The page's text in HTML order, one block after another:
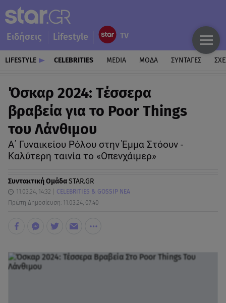
Ειδήσεις Lifestyle
LIFESTYLE CELEBRITIES MEDIA ΜΟΔΑ ΣΥΝΤΑΓΕΣ
Όσκαρ 2024: Τέσσερα
βραβεία για το Poor Things
του Λάνθιμου
Α΄ Γυναικείου Ρόλου στην Έμμα Στόουν -
Καλύτερη ταινία το «Οπενχάιμερ»
Συντακτική ΟμάδαSTAR.GR
11.03.24, 14:32
CELEBRITIES & GOSSIP ΝΕΑ
Πρώτη Δημοσίευση: 11.03.24, 07:40